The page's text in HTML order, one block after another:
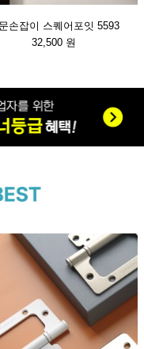
손잡이 스퀘어포잇 5593
32,500 원